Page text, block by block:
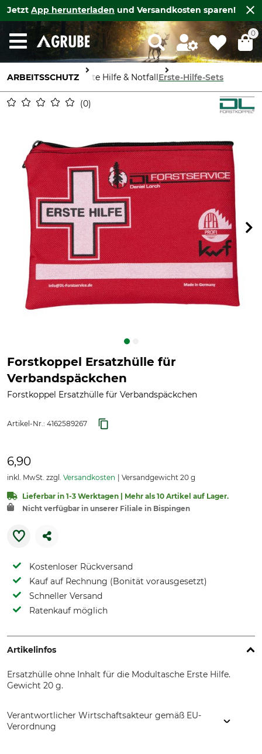
Jetzt App herunterladen und Versandkosten sparen!
0
ARBEITSSCHUTZ Erste Hilfe & NotfallErste-Hilfe-Sets
0
Forstkoppel Ersatzhülle für
Verbandspäckchen
Forstkoppel Ersatzhülle für Verbandspäckchen
Artikel-Nr.: 4162589267
6,90
inkl. MwSt. zzgl. Versandkosten Versandgewicht 20 g
Lieferbar in 1-3 Werktagen | Mehr als 10 Artikel auf Lager.
Nicht verfügbar in unserer Filiale in Bispingen
Kostenloser Rückversand
Kauf auf Rechnung (Bonität vorausgesetzt)
Schneller Versand
Ratenkauf möglich
Artikelinfos
Ersatzhülle ohne Inhalt für die Modultasche Erste Hilfe.
Gewicht 20 g.
Verantwortlicher Wirtschaftsakteur gemäß EU-
Verordnung